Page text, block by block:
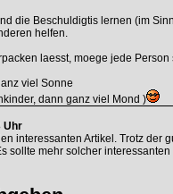
die Beschuldigtis lernen (im
helfen.
laesst, moege jede
viel Sonne
dann ganz viel Mond )
Uhr
interessanten Artikel. Trotz der
sollte mehr solcher interessanten